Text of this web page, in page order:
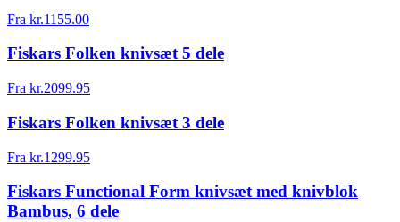
Fra kr.1155.00
Fiskars Folken knivsæt 5 dele
Fra kr.2099.95
Fiskars Folken knivsæt 3 dele
Fra kr.1299.95
Fiskars Functional Form knivsæt med knivblok
Bambus, 6 dele